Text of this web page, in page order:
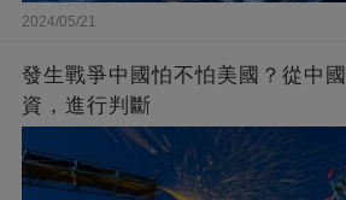
2024/05/21
發生戰爭中國怕不怕美國？從中
資，進行判斷